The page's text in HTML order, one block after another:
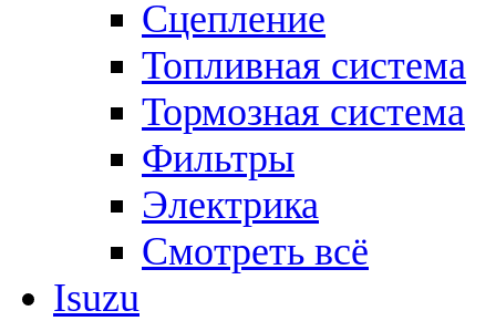
Сцепление
Топливная система
Тормозная система
Фильтры
Электрика
Смотреть всё
Isuzu